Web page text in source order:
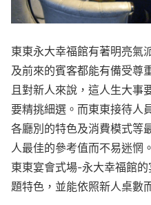
東東永大幸福館有著明亮氣
及前來的賓客都能有備受尊
且對新人來說，這人生大事
要精挑細選。而東東接待人
各廳別的特色及消費模式等
人最佳的參考值而不易迷惘。
東東宴會式場-永大幸福館
題特色，並能依照新人桌數